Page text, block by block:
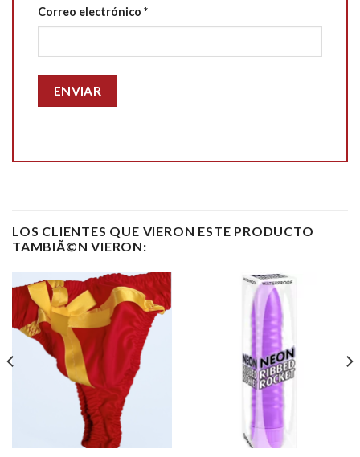
Correo electrónico *
LOS CLIENTES QUE VIERON ESTE PRODUCTO
TAMBIÃ©N VIERON: